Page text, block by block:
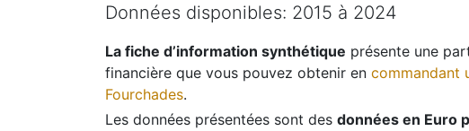
Données disponibles: 2015 à 2024
La fiche d’information synthétique présente une
financière que vous pouvez obtenir en commandant
Fourchades.
Les données présentées sont des données en Euro